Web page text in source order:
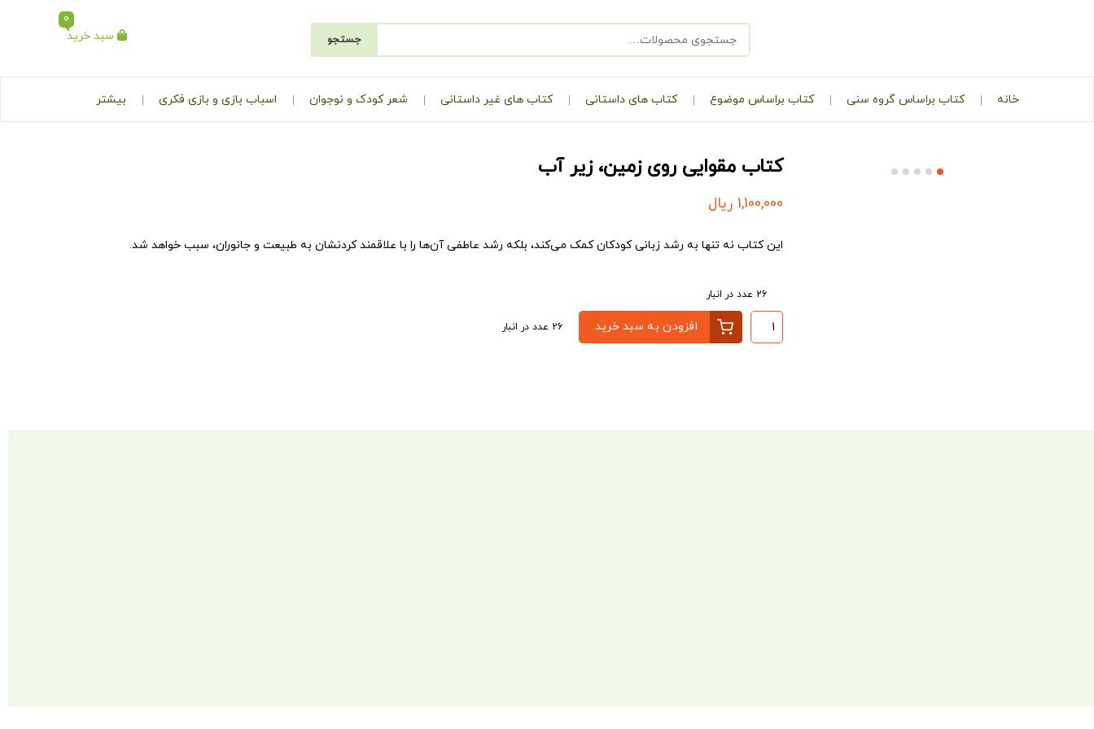
جستجو سبد خرید
0
خانه کتاب براساس گروه سنی کتاب براساس موضوع کتاب های داستانی کتاب های غیر داستانی شعر کودک و نوجوان اسباب بازی و بازی فکری بیشتر
کتاب مقوایی روی زمین، زیر آب
1,100,000 ریال
این کتاب نه تنها به رشد زبانی کودکان کمک می‌کند، بلکه رشد عاطفی آن‌ها را با علاقمند کردنشان به طبیعت و جانوران، سبب خواهد شد.
26 عدد در انبار
افزودن به سبد خرید 26 عدد در انبار